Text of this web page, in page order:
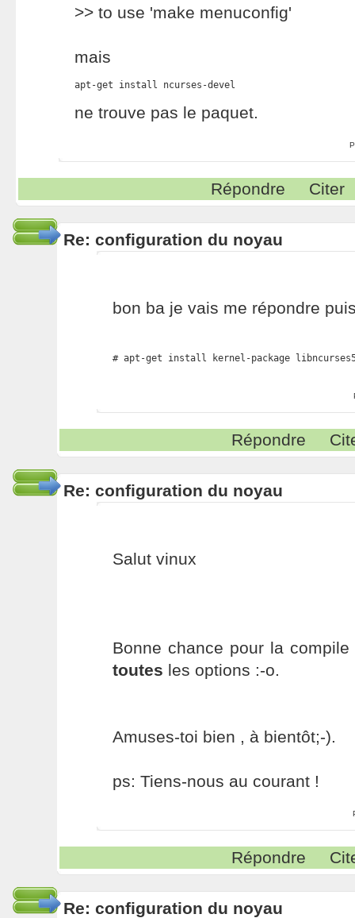
>> to use 'make menuconfig'
mais
apt-get install ncurses-devel
ne trouve pas le paquet.
Répondre Citer
Re: configuration du noyau
bon ba je vais me répondre
# apt-get install kernel-package
Répondre
Re: configuration du noyau
Salut vinux
Bonne chance pour la
toutes les options :-o.
Amuses-toi bien , à bientôt;-).
ps: Tiens-nous au courant !
Répondre
Re: configuration du noyau